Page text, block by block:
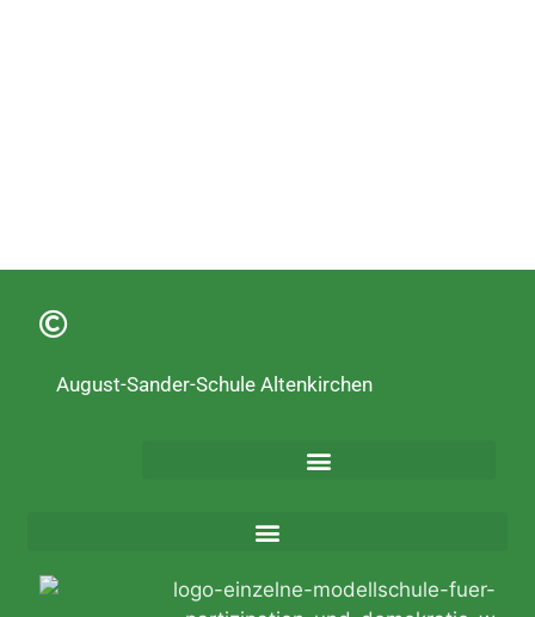
August-Sander-Schule Altenkirchen